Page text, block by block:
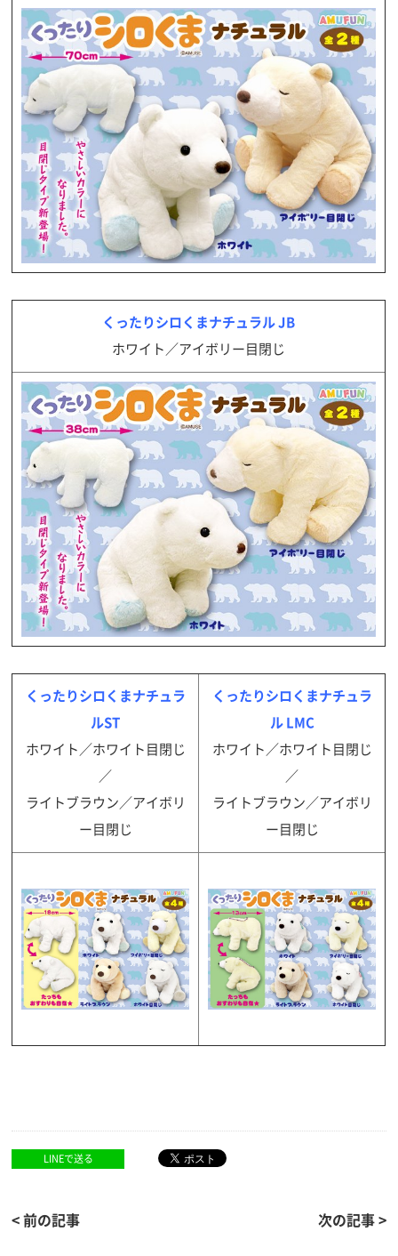
くったりシロくまナチュラル JB
ホワイト／アイボリー目閉じ
くったりシロくまナチュラ
ルST
ホワイト／ホワイト目閉じ
／
ライトブラウン／アイボリ
ー目閉じ
くったりシロくまナチュラ
ル LMC
ホワイト／ホワイト目閉じ
／
ライトブラウン／アイボリ
ー目閉じ
LINEで送る
< 前の記事 次の記事 >